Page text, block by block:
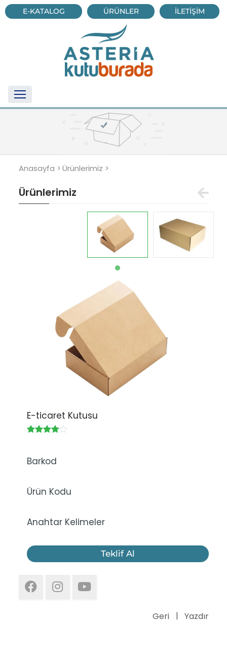
E-KATALOG ÜRÜNLER İLETİŞİM
Anasayfa >Ürünlerimiz >
Ürünlerimiz
E-ticaret Kutusu
Barkod
Ürün Kodu
Anahtar Kelimeler
Teklif Al
Geri Yazdır